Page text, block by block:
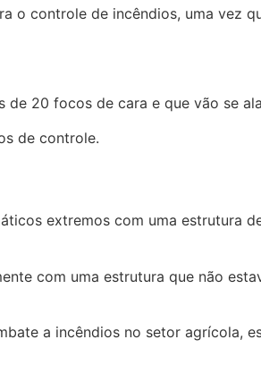
o controle de incêndios, uma vez
20 focos de cara e que vão se
de controle.
extremos com uma estrutura
com uma estrutura que não
a incêndios no setor agrícola,